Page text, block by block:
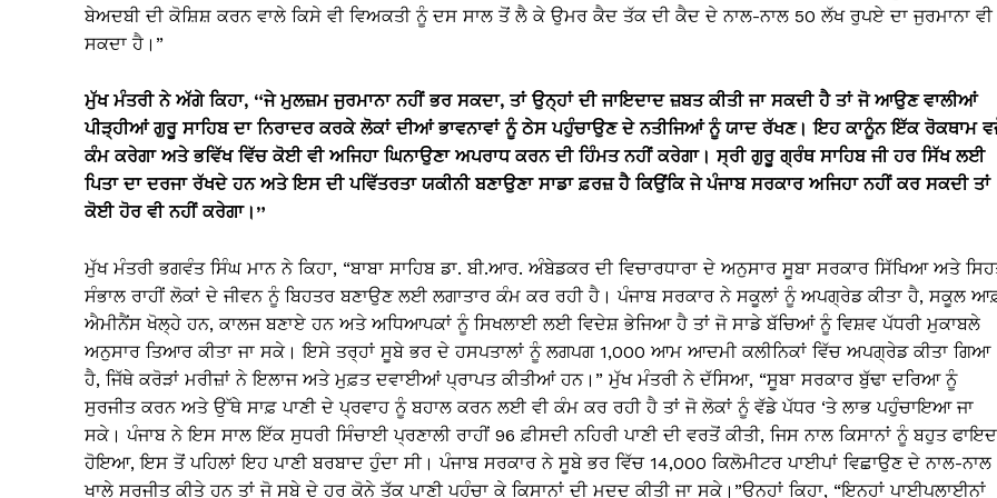
ਬੇਅਦਬੀ ਦੀ ਕੋਸ਼ਿਸ਼ ਕਰਨ ਵਾਲੇ ਕਿਸੇ ਵੀ ਵਿਅਕਤੀ ਨੂੰ ਦਸ ਸਾਲ ਤੋਂ ਲੈ ਕੇ ਉਮਰ ਕੈਦ ਤੱਕ ਦੀ ਕੈਦ ਦੇ ਨਾਲ-ਨਾਲ 50 ਲੱਖ ਰੁਪਏ ਦਾ ਜੁਰਮਾਨਾ ਵੀ
ਸਕਦਾ ਹੈ।”
ਮੁੱਖ ਮੰਤਰੀ ਨੇ ਅੱਗੇ ਕਿਹਾ, “ਜੇ ਮੁਲਜ਼ਮ ਜੁਰਮਾਨਾ ਨਹੀਂ ਭਰ ਸਕਦਾ, ਤਾਂ ਉਨ੍ਹਾਂ ਦੀ ਜਾਇਦਾਦ ਜ਼ਬਤ ਕੀਤੀ ਜਾ ਸਕਦੀ ਹੈ ਤਾਂ ਜੋ ਆਉਣ ਵਾਲੀਆਂ
ਪੀੜ੍ਹੀਆਂ ਗੁਰੂ ਸਾਹਿਬ ਦਾ ਨਿਰਾਦਰ ਕਰਕੇ ਲੋਕਾਂ ਦੀਆਂ ਭਾਵਨਾਵਾਂ ਨੂੰ ਠੇਸ ਪਹੁੰਚਾਉਣ ਦੇ ਨਤੀਜਿਆਂ ਨੂੰ ਯਾਦ ਰੱਖਣ। ਇਹ ਕਾਨੂੰਨ ਇੱਕ ਰੋਕਥਾਮ
ਕੰਮ ਕਰੇਗਾ ਅਤੇ ਭਵਿੱਖ ਵਿੱਚ ਕੋਈ ਵੀ ਅਜਿਹਾ ਘਿਨਾਉਣਾ ਅਪਰਾਧ ਕਰਨ ਦੀ ਹਿੰਮਤ ਨਹੀਂ ਕਰੇਗਾ। ਸ੍ਰੀ ਗੁਰੂ ਗ੍ਰੰਥ ਸਾਹਿਬ ਜੀ ਹਰ ਸਿੱਖ ਲਈ
ਪਿਤਾ ਦਾ ਦਰਜਾ ਰੱਖਦੇ ਹਨ ਅਤੇ ਇਸ ਦੀ ਪਵਿੱਤਰਤਾ ਯਕੀਨੀ ਬਣਾਉਣਾ ਸਾਡਾ ਫ਼ਰਜ਼ ਹੈ ਕਿਉਂਕਿ ਜੇ ਪੰਜਾਬ ਸਰਕਾਰ ਅਜਿਹਾ ਨਹੀਂ ਕਰ ਸਕਦੀ ਤਾਂ
ਕੋਈ ਹੋਰ ਵੀ ਨਹੀਂ ਕਰੇਗਾ।”
ਮੁੱਖ ਮੰਤਰੀ ਭਗਵੰਤ ਸਿੰਘ ਮਾਨ ਨੇ ਕਿਹਾ, “ਬਾਬਾ ਸਾਹਿਬ ਡਾ. ਬੀ.ਆਰ. ਅੰਬੇਡਕਰ ਦੀ ਵਿਚਾਰਧਾਰਾ ਦੇ ਅਨੁਸਾਰ ਸੂਬਾ ਸਰਕਾਰ ਸਿੱਖਿਆ ਅਤੇ
ਸੰਭਾਲ ਰਾਹੀਂ ਲੋਕਾਂ ਦੇ ਜੀਵਨ ਨੂੰ ਬਿਹਤਰ ਬਣਾਉਣ ਲਈ ਲਗਾਤਾਰ ਕੰਮ ਕਰ ਰਹੀ ਹੈ। ਪੰਜਾਬ ਸਰਕਾਰ ਨੇ ਸਕੂਲਾਂ ਨੂੰ ਅਪਗ੍ਰੇਡ ਕੀਤਾ ਹੈ, ਸਕੂਲ
ਐਮੀਨੈਂਸ ਖੋਲ੍ਹੇ ਹਨ, ਕਾਲਜ ਬਣਾਏ ਹਨ ਅਤੇ ਅਧਿਆਪਕਾਂ ਨੂੰ ਸਿਖਲਾਈ ਲਈ ਵਿਦੇਸ਼ ਭੇਜਿਆ ਹੈ ਤਾਂ ਜੋ ਸਾਡੇ ਬੱਚਿਆਂ ਨੂੰ ਵਿਸ਼ਵ ਪੱਧਰੀ ਮੁਕਾਬਲੇ
ਅਨੁਸਾਰ ਤਿਆਰ ਕੀਤਾ ਜਾ ਸਕੇ। ਇਸੇ ਤਰ੍ਹਾਂ ਸੂਬੇ ਭਰ ਦੇ ਹਸਪਤਾਲਾਂ ਨੂੰ ਲਗਪਗ 1,000 ਆਮ ਆਦਮੀ ਕਲੀਨਿਕਾਂ ਵਿੱਚ ਅਪਗ੍ਰੇਡ ਕੀਤਾ ਗਿਆ
ਹੈ, ਜਿੱਥੇ ਕਰੋੜਾਂ ਮਰੀਜ਼ਾਂ ਨੇ ਇਲਾਜ ਅਤੇ ਮੁਫ਼ਤ ਦਵਾਈਆਂ ਪ੍ਰਾਪਤ ਕੀਤੀਆਂ ਹਨ।” ਮੁੱਖ ਮੰਤਰੀ ਨੇ ਦੱਸਿਆ, “ਸੂਬਾ ਸਰਕਾਰ ਬੁੱਢਾ ਦਰਿਆ ਨੂੰ
ਸੁਰਜੀਤ ਕਰਨ ਅਤੇ ਉੱਥੇ ਸਾਫ਼ ਪਾਣੀ ਦੇ ਪ੍ਰਵਾਹ ਨੂੰ ਬਹਾਲ ਕਰਨ ਲਈ ਵੀ ਕੰਮ ਕਰ ਰਹੀ ਹੈ ਤਾਂ ਜੋ ਲੋਕਾਂ ਨੂੰ ਵੱਡੇ ਪੱਧਰ ‘ਤੇ ਲਾਭ ਪਹੁੰਚਾਇਆ ਜਾ
ਸਕੇ। ਪੰਜਾਬ ਨੇ ਇਸ ਸਾਲ ਇੱਕ ਸੁਧਰੀ ਸਿੰਚਾਈ ਪ੍ਰਣਾਲੀ ਰਾਹੀਂ 96 ਫ਼ੀਸਦੀ ਨਹਿਰੀ ਪਾਣੀ ਦੀ ਵਰਤੋਂ ਕੀਤੀ, ਜਿਸ ਨਾਲ ਕਿਸਾਨਾਂ ਨੂੰ ਬਹੁਤ
ਹੋਇਆ, ਇਸ ਤੋਂ ਪਹਿਲਾਂ ਇਹ ਪਾਣੀ ਬਰਬਾਦ ਹੁੰਦਾ ਸੀ। ਪੰਜਾਬ ਸਰਕਾਰ ਨੇ ਸੂਬੇ ਭਰ ਵਿੱਚ 14,000 ਕਿਲੋਮੀਟਰ ਪਾਈਪਾਂ ਵਿਛਾਉਣ ਦੇ ਨਾਲ-ਨਾਲ
ਖਾਲੇ ਸੁਰਜੀਤ ਕੀਤੇ ਹਨ ਤਾਂ ਜੋ ਸੂਬੇ ਦੇ ਹਰ ਕੋਨੇ ਤੱਕ ਪਾਣੀ ਪਹੁੰਚਾ ਕੇ ਕਿਸਾਨਾਂ ਦੀ ਮਦਦ ਕੀਤੀ ਜਾ ਸਕੇ।”ਉਨ੍ਹਾਂ ਕਿਹਾ, “ਇਨ੍ਹਾਂ ਪਾਈਪਲਾਈਨਾਂ